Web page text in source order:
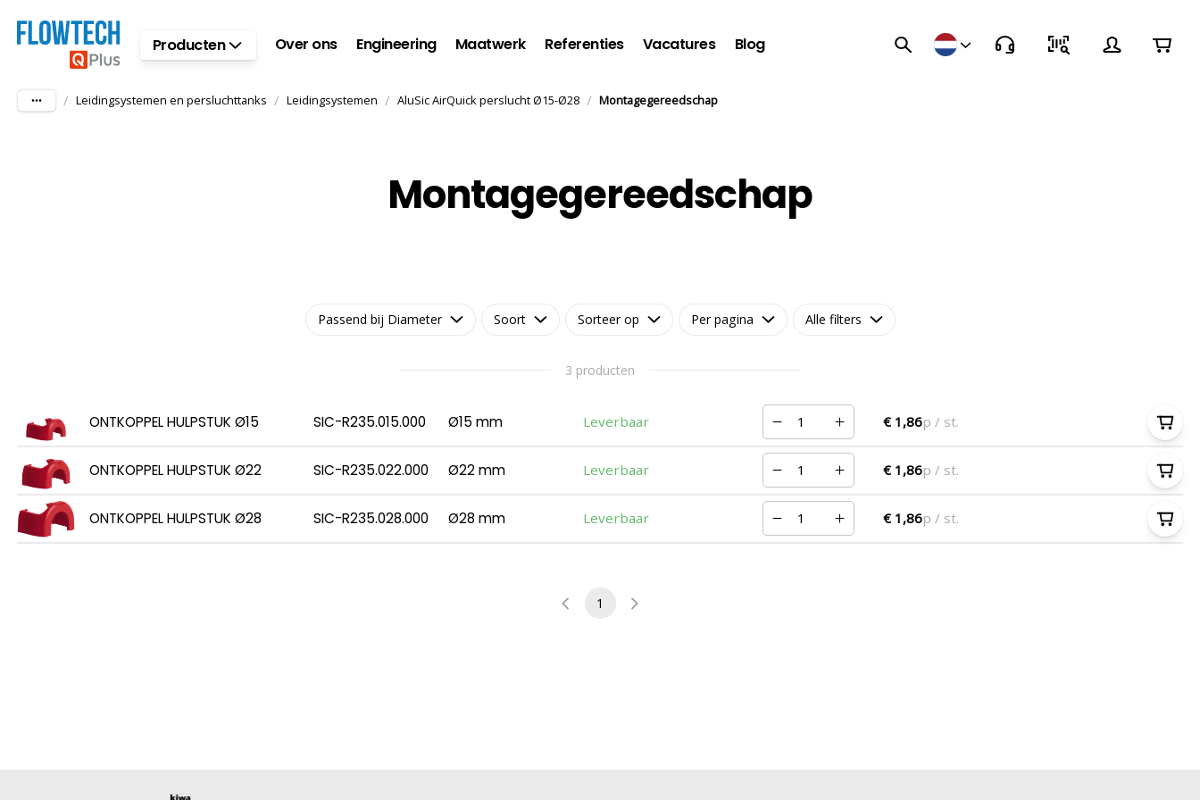
Ga naar hoofdinhoudProducten Over ons Engineering Maatwerk Referenties Vacatures Blog
/ Leidingsystemen en persluchttanks / Leidingsystemen / AluSic AirQuick perslucht Ø15-Ø28 / Montagegereedschap
Montagegereedschap
Passend bij Diameter Soort Sorteer op Per pagina Alle filters
3 producten
ONTKOPPEL HULPSTUK Ø15 SIC-R235.015.000 Ø15 mm Leverbaar € 1,86p / st.
ONTKOPPEL HULPSTUK Ø22 SIC-R235.022.000 Ø22 mm Leverbaar € 1,86p / st.
ONTKOPPEL HULPSTUK Ø28 SIC-R235.028.000 Ø28 mm Leverbaar € 1,86p / st.
1